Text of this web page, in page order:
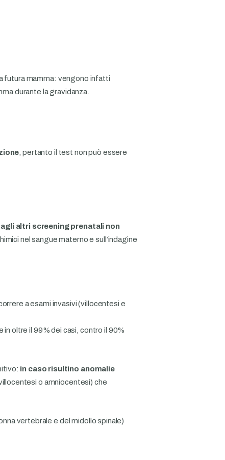
futura mamma: vengono infatti
durante la gravidanza.
, pertanto il test non può essere
altri screening prenatali non
nel sangue materno e sull’indagine
a esami invasivi (villocentesi e
oltre il 99% dei casi, contro il 90%
in caso risultino anomalie
o amniocentesi) che
vertebrale e del midollo spinale)